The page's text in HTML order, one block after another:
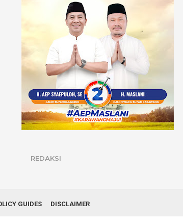
REDAKSI
GUIDES DISCLAIMER